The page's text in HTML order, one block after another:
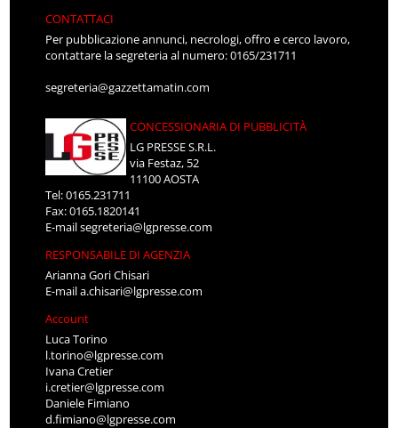
CONTATTACI
Per pubblicazione annunci, necrologi, offro e cerco lavoro,
contattare la segreteria al numero: 0165/231711
segreteria@gazzettamatin.com
CONCESSIONARIA DI PUBBLICITÀ
LG PRESSE S.R.L.
via Festaz, 52
11100 AOSTA
Tel: 0165.231711
Fax: 0165.1820141
E-mailsegreteria@lgpresse.com
RESPONSABILE DI AGENZIA
Arianna Gori Chisari
E-maila.chisari@lgpresse.com
Account
Luca Torino
l.torino@lgpresse.com
Ivana Cretier
i.cretier@lgpresse.com
Daniele Fimiano
d.fimiano@lgpresse.com